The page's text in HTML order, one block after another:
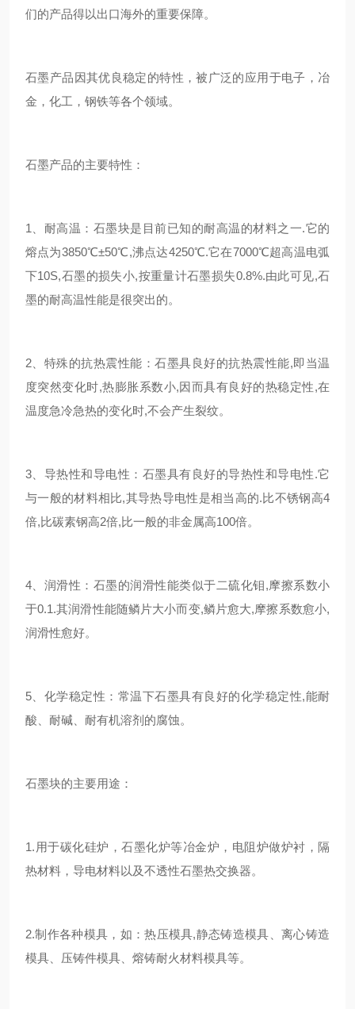
们的产品得以出口海外的重要保障。
石墨产品因其优良稳定的特性，被广泛的应用于电子，冶
金，化工，钢铁等各个领域。
石墨产品的主要特性：
1、耐高温：石墨块是目前已知的耐高温的材料之一.它的
熔点为3850℃±50℃,沸点达4250℃.它在7000℃超高温电弧
下10S,石墨的损失小,按重量计石墨损失0.8%.由此可见,石
墨的耐高温性能是很突出的。
2、特殊的抗热震性能：石墨具良好的抗热震性能,即当温
度突然变化时,热膨胀系数小,因而具有良好的热稳定性,在
温度急冷急热的变化时,不会产生裂纹。
3、导热性和导电性：石墨具有良好的导热性和导电性.它
与一般的材料相比,其导热导电性是相当高的.比不锈钢高4
倍,比碳素钢高2倍,比一般的非金属高100倍。
4、润滑性：石墨的润滑性能类似于二硫化钼,摩擦系数小
于0.1.其润滑性能随鳞片大小而变,鳞片愈大,摩擦系数愈小,
润滑性愈好。
5、化学稳定性：常温下石墨具有良好的化学稳定性,能耐
酸、耐碱、耐有机溶剂的腐蚀。
石墨块的主要用途：
1.用于碳化硅炉，石墨化炉等冶金炉，电阻炉做炉衬，隔
热材料，导电材料以及不透性石墨热交换器。
2.制作各种模具，如：热压模具,静态铸造模具、离心铸造
模具、压铸件模具、熔铸耐火材料模具等。